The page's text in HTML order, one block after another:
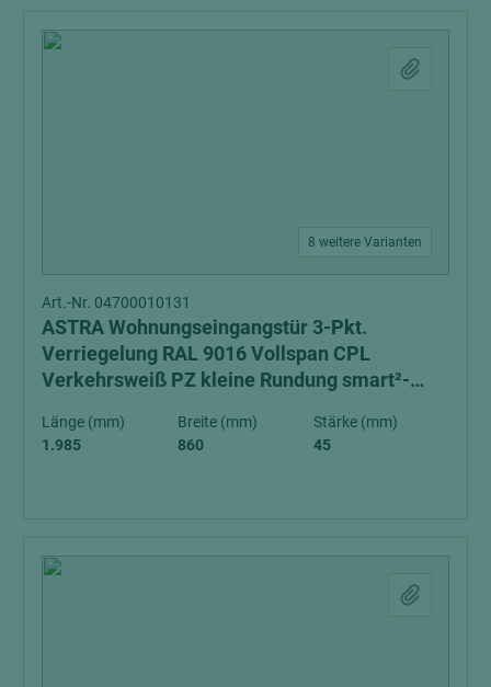
8 weitere Varianten
Art.-Nr. 04700010131
ASTRA Wohnungseingangstür 3-Pkt.
Verriegelung RAL 9016 Vollspan CPL
Verkehrsweiß PZ kleine Rundung smart²-
Länge (mm)
1.985
Breite (mm)
860
Stärke (mm)
45